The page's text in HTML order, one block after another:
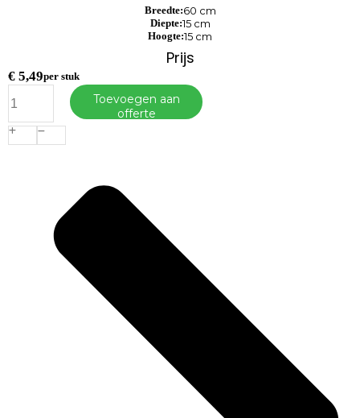
Breedte:60 cm
Diepte:15 cm
Hoogte:15 cm
Prijs
€ 5,49per stuk
New
Texels
Bont
15x15x60
Toevoegen aan
offerte